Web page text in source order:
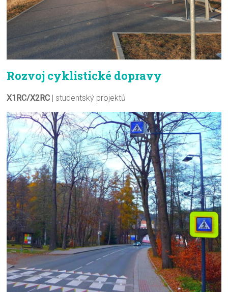
Rozvoj cyklistické dopravy
X1RC/X2RC | studentský projektů